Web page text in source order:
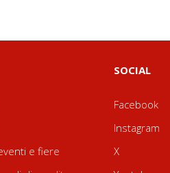
e fiere
SOCIAL
Facebook
Instagram
X